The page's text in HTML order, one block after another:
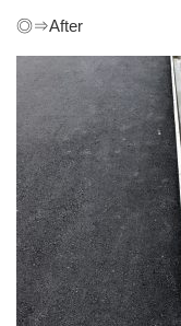
◎⇒After